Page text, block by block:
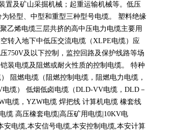
置及矿山采掘机械；起重运输机械等。低压
轻型、中型和重型三种型号电缆。 塑料绝缘
乙烯电缆三层共挤的高中压电力电缆主要用
转入地下中低压交流电缆（XLPE电缆）应
750V及以下控制，监控回路及保护线路等场
装电缆及阻燃或耐火性质的控制电缆。 特种
阻燃电缆（阻燃控制电缆，阻燃电力电缆，
电缆） 低烟低卤电缆（DLD-VV电缆， DLD －
电缆， YZW电缆 焊把线 计算机电缆 橡套线
缆 高压橡套电缆 高压矿用电缆 |10KV电
安电缆,本安信号电缆,本安控制电缆,本安计算